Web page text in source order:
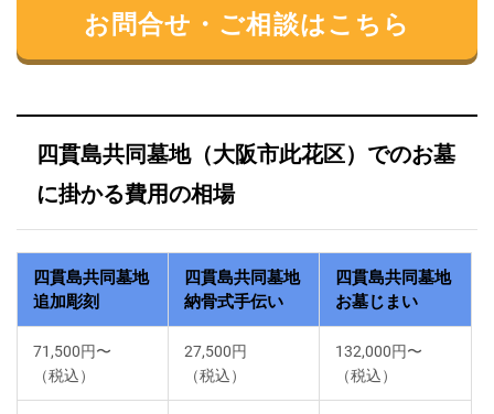
お問合せ・ご相談はこちら
四貫島共同墓地（大阪市此花区）でのお墓
に掛かる費用の相場
四貫島共同墓地
追加彫刻
四貫島共同墓地
納骨式手伝い
四貫島共同墓地
お墓じまい
71,500円〜
（税込）
27,500円
（税込）
132,000円〜
（税込）